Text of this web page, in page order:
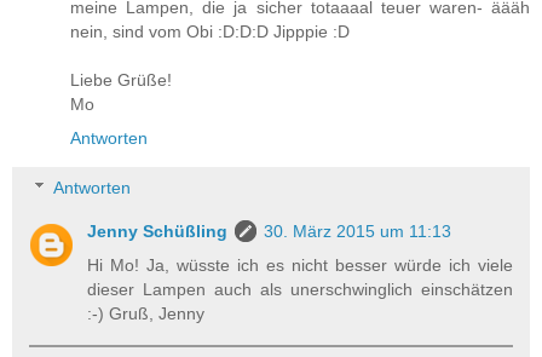
meine Lampen, die ja sicher totaaaal teuer waren- äääh
nein, sind vom Obi :D:D:D Jipppie :D
Liebe Grüße!
Mo
Antworten
Antworten
Jenny Schüßling
30. März 2015 um 11:13
Hi Mo! Ja, wüsste ich es nicht besser würde ich viele
dieser Lampen auch als unerschwinglich einschätzen
:-) Gruß, Jenny